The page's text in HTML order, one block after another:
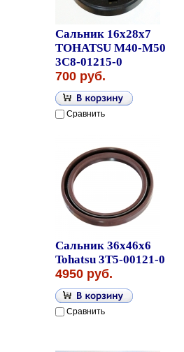
Сальник 16x28x7
TOHATSU M40-M50
3C8-01215-0
700 руб.
Сравнить
Сальник 36x46x6
Tohatsu 3T5-00121-0
4950 руб.
Сравнить